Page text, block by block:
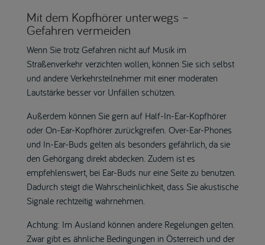
Mit dem Kopfhörer unterwegs –
Gefahren vermeiden
Wenn Sie trotz Gefahren nicht auf Musik im
Straßenverkehr verzichten wollen, können Sie sich selbst
und andere Verkehrsteilnehmer mit einer moderaten
Lautstärke besser vor Unfällen schützen.
Außerdem können Sie gern auf Half-In-Ear-Kopfhörer
oder On-Ear-Kopfhörer zurückgreifen. Over-Ear-Phones
und In-Ear-Buds gelten als besonders gefährlich, da sie
den Gehörgang direkt abdecken. Zudem ist es
empfehlenswert, bei Ear-Buds nur eine Seite zu benutzen.
Dadurch steigt die Wahrscheinlichkeit, dass Sie akustische
Signale rechtzeitig wahrnehmen.
Achtung: Im Ausland können andere Regelungen gelten.
Zwar gibt es ähnliche Bedingungen in Österreich und der